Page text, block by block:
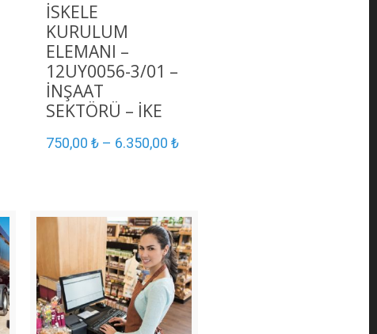
İSKELE
KURULUM
ELEMANI –
12UY0056-3/01 –
İNŞAAT
SEKTÖRÜ – İKE
750,00₺ – 6.350,00₺